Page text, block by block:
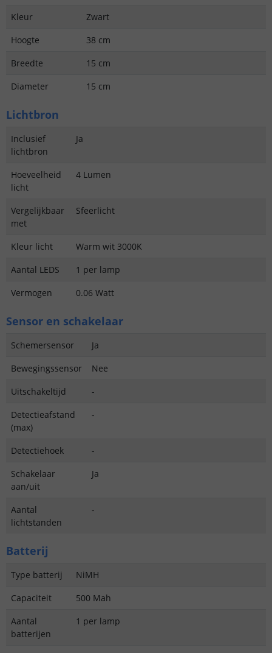
Kleur
Zwart
Hoogte
38 cm
Breedte
15 cm
Diameter
15 cm
Lichtbron
Inclusief
lichtbron
Ja
Hoeveelheid
licht
4 Lumen
Vergelijkbaar
met
Sfeerlicht
Kleur licht
Warm wit 3000K
Aantal LEDS
1 per lamp
Vermogen
0.06 Watt
Sensor en schakelaar
Schemersensor
Ja
Bewegingssensor
Nee
Uitschakeltijd
-
Detectieafstand
(max)
-
Detectiehoek
-
Schakelaar
aan/uit
Ja
Aantal
lichtstanden
-
Batterij
Type batterij
NiMH
Capaciteit
500 Mah
Aantal
batterijen
1 per lamp